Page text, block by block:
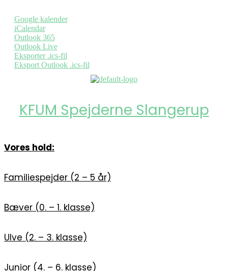
Google kalender
iCalendar
Outlook 365
Outlook Live
Eksporter .ics-fil
Eksport Outlook .ics-fil
KFUM Spejderne Slangerup
Vores hold:
Familiespejder (2 – 5 år)
Bæver (0. – 1. klasse)
Ulve (2. – 3. klasse)
Junior (4. – 6. klasse)